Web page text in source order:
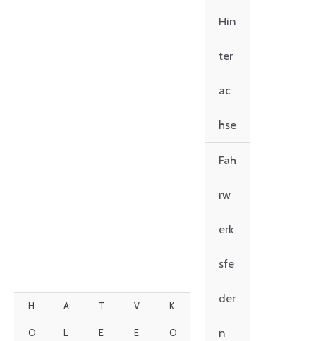
H
O
A
L
T
E
V
E
K
O
Hin
ter
ac
hse
Fah
rw
erk
sfe
der
n